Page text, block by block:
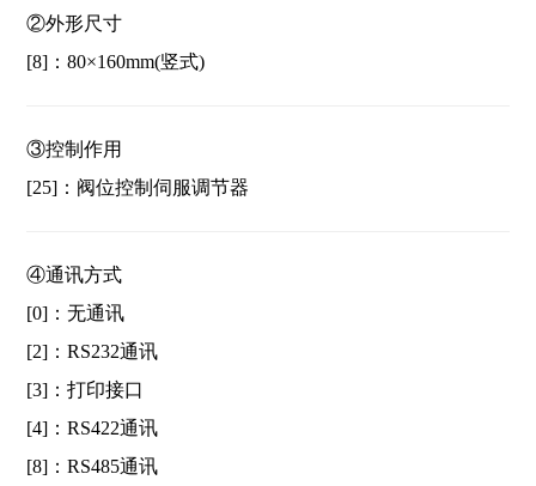
②外形尺寸
[8]：80×160mm(竖式)
③控制作用
[25]：阀位控制伺服调节器
④通讯方式
[0]：无通讯
[2]：RS232通讯
[3]：打印接口
[4]：RS422通讯
[8]：RS485通讯